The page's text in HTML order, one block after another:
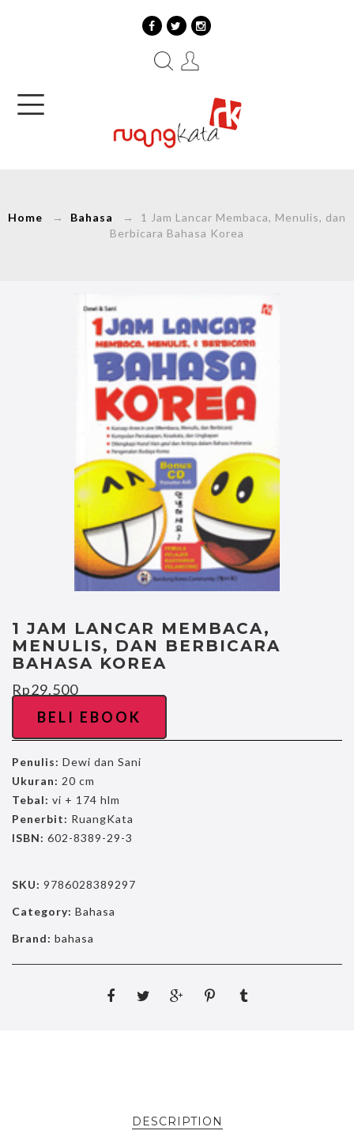
Home → Bahasa
→ 1 Jam Lancar Membaca, Menulis, dan
Berbicara Bahasa Korea
1 JAM LANCAR MEMBACA,
MENULIS, DAN BERBICARA
BAHASA KOREA
Rp29.500
BELI EBOOK
Penulis: Dewi dan Sani
Ukuran: 20 cm
Tebal: vi + 174 hlm
Penerbit: RuangKata
ISBN: 602-8389-29-3
SKU: 9786028389297
Category: Bahasa
Brand: bahasa
DESCRIPTION